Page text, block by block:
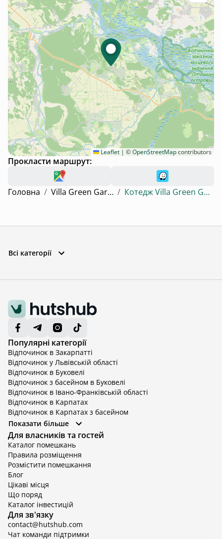
Leaflet | ©OpenStreetMapcontributors
Прокласти маршрут:
Головна / Villa Green Garden / Котедж Villa Green Garden
Всі категорії
Популярні категорії
Відпочинок в Закарпатті
Відпочинок у Львівській області
Відпочинок в Буковелі
Відпочинок з басейном в Буковелі
Відпочинок в Івано-Франківській області
Відпочинок в Карпатах
Відпочинок в Карпатах з басейном
Відпочинок в Київській області
Відпочинок в Київській області з басейном
Відпочинок в Тернопільській області
Відпочинок у Вінницькій області
Відпочинок в Яремче
Відпочинок у Львівській області з басейном
Відпочинок з басейном в Тернопільській області
Показати більше
Для власників та гостей
Каталог помешкань
Правила розміщення
Розмістити помешкання
Блог
Цікаві місця
Що поряд
Каталог інвестицій
Для зв'язку
contact@hutshub.com
Чат команди підтримки